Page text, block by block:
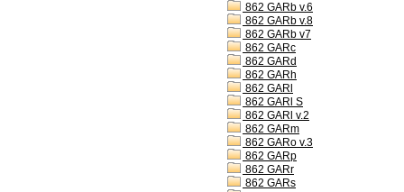
862 GARb v.6
862 GARb v.8
862 GARb v7
862 GARc
862 GARd
862 GARh
862 GARl
862 GARl S
862 GARl v.2
862 GARm
862 GARo v.3
862 GARp
862 GARr
862 GARs